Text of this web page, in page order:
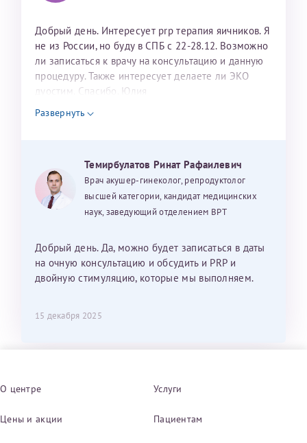
Добрый день. Интересует prp терапия яичников. Я
не из России, но буду в СПБ с 22-28.12. Возможно
ли записаться к врачу на консультацию и данную
процедуру. Также интересует делаете ли ЭКО
дуостим. Спасибо. Юлия
Развернуть
Темирбулатов Ринат Рафаилевич
Врач акушер-гинеколог, репродуктолог
высшей категории, кандидат медицинских
наук, заведующий отделением ВРТ
Добрый день. Да, можно будет записаться в даты
на очную консультацию и обсудить и PRP и
двойную стимуляцию, которые мы выполняем.
15 декабря 2025
О центре Услуги
Цены и акции Пациентам